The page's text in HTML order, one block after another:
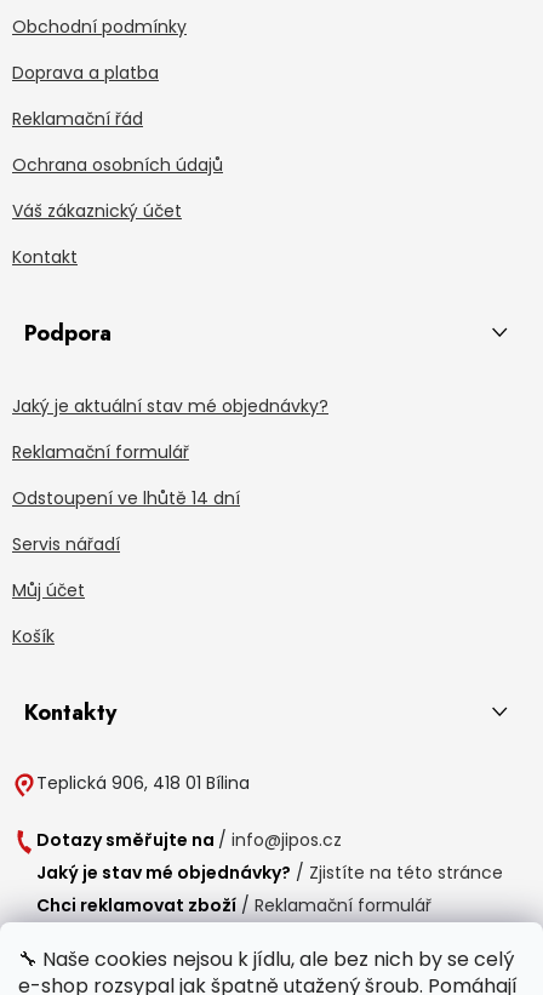
🔧 Naše cookies nejsou k jídlu, ale bez nich by se celý
e-shop rozsypal jak špatně utažený šroub. Pomáhají
Obchodní podmínky
Doprava a platba
Reklamační řád
Ochrana osobních údajů
Váš zákaznický účet
Kontakt
Podpora
Jaký je aktuální stav mé objednávky?
Reklamační formulář
Odstoupení ve lhůtě 14 dní
Servis nářadí
Můj účet
Košík
Kontakty
Teplická 906, 418 01 Bílina
Dotazy směřujte na / info@jipos.cz
Jaký je stav mé objednávky? / Zjistíte na této stránce
Chci reklamovat zboží / Reklamační formulář